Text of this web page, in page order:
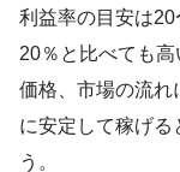
利益率の目安は
20％と比べても
価格、市場の流れ
に安定して稼げる
う。